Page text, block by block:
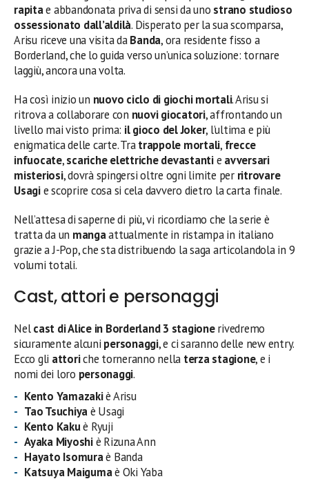
rapitae abbandonata priva di sensi da uno strano studioso
ossessionato dall’aldilà. Disperato per la sua scomparsa,
Arisu riceve una visita daBanda, ora residente fisso a
Borderland, che lo guida verso un’unica soluzione: tornare
laggiù, ancora una volta.
Ha così inizio un nuovo ciclo di giochi mortali. Arisu si
ritrova a collaborare con nuovi giocatori, affrontando un
livello mai visto prima: il gioco del Joker, l’ultima e più
enigmatica delle carte. Tratrappole mortali, frecce
infuocate,scariche elettriche devastantie avversari
misteriosi, dovrà spingersi oltre ogni limite per ritrovare
Usagie scoprire cosa si cela davvero dietro la carta finale.
Nell’attesa di saperne di più, vi ricordiamo che la serie è
tratta da un mangaattualmente in ristampa in italiano
grazie a J-Pop, che sta distribuendo la saga articolandola in 9
volumi totali.
Cast, attori e personaggi
Nelcast di Alice in Borderland 3 stagionerivedremo
sicuramente alcuni personaggi, e ci saranno delle new entry.
Ecco gli attoriche torneranno nella terza stagione, e i
nomi dei loro personaggi.
Kento Yamazakiè Arisu
Tao Tsuchiyaè Usagi
Kento Kakuè Ryuji
Ayaka Miyoshiè Rizuna Ann
Hayato Isomuraè Banda
Katsuya Maigumaè Oki Yaba